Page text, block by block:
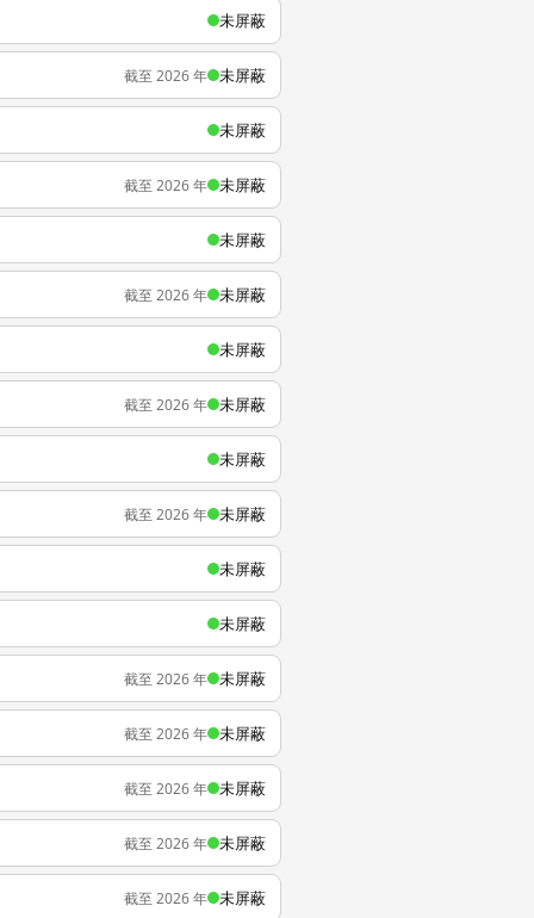
未屏蔽
截至 2026 年 未屏蔽
未屏蔽
截至 2026 年 未屏蔽
未屏蔽
截至 2026 年 未屏蔽
未屏蔽
截至 2026 年 未屏蔽
未屏蔽
截至 2026 年 未屏蔽
未屏蔽
未屏蔽
截至 2026 年 未屏蔽
截至 2026 年 未屏蔽
截至 2026 年 未屏蔽
截至 2026 年 未屏蔽
截至 2026 年 未屏蔽